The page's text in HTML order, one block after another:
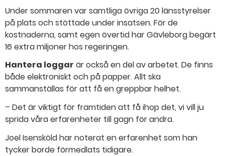
Under sommaren var samtliga övriga 20 länsstyrelser
på plats och stöttade under insatsen. För de
kostnaderna, samt egen övertid har Gävleborg begärt
16 extra miljoner hos regeringen.
Hantera loggar är också en del av arbetet. De finns
både elektroniskt och på papper. Allt ska
sammanställas för att få en greppbar helhet.
– Det är viktigt för framtiden att få ihop det, vi vill ju
sprida våra erfarenheter till gagn för andra.
Joel Isensköld har noterat en erfarenhet som han
tycker borde förmedlats tidigare.